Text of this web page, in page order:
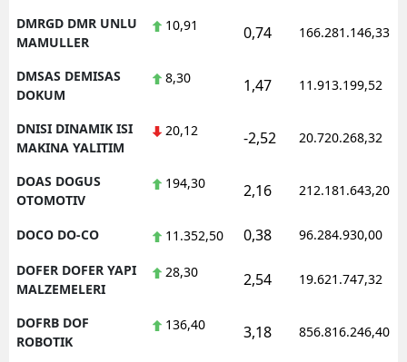
DMRGD DMR UNLU
MAMULLER
10,91 0,74 166.281.146,33
DMSAS DEMISAS
DOKUM
8,30 1,47 11.913.199,52
DNISI DINAMIK ISI
MAKINA YALITIM
20,12 -2,52 20.720.268,32
DOAS DOGUS
OTOMOTIV
194,30 2,16 212.181.643,20
DOCO DO-CO 11.352,50 0,38 96.284.930,00
DOFER DOFER YAPI
MALZEMELERI
28,30 2,54 19.621.747,32
DOFRB DOF
ROBOTIK
136,40 3,18 856.816.246,40